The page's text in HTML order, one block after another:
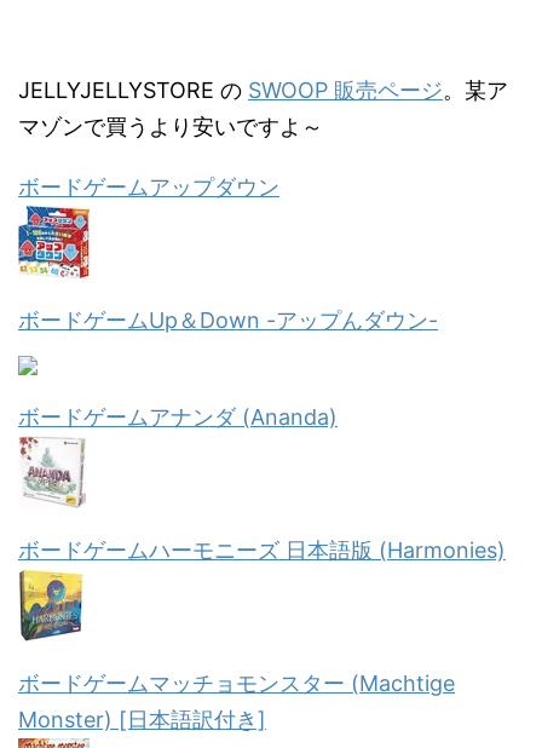
JELLYJELLYSTORE の SWOOP 販売ページ。某ア
マゾンで買うより安いですよ～
ボードゲームアップダウン
ボードゲームUp＆Down -アップんダウン-
ボードゲームアナンダ (Ananda)
ボードゲームハーモニーズ 日本語版 (Harmonies)
ボードゲームマッチョモンスター (Machtige
Monster) [日本語訳付き]